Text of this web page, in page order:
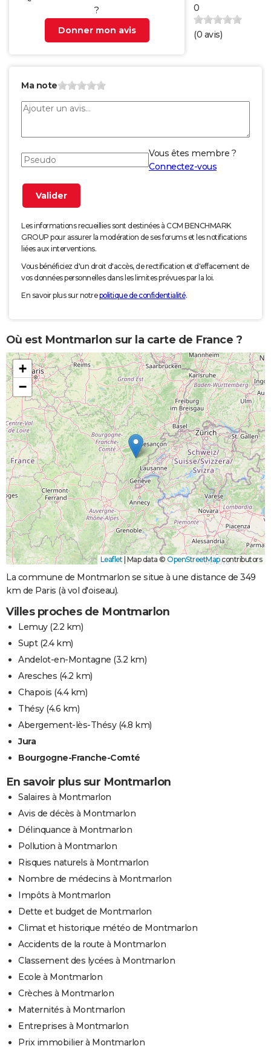
?
Donner mon avis
0
(0 avis)
Ma note
Vous êtes membre ?
Connectez-vous
Les informations recueillies sont destinées à CCM BENCHMARK
GROUP pour assurer la modération de ses forums et les notifications
liées aux interventions.
Vous bénéficiez d'un droit d'accès, de rectification et d'effacement de
vos données personnelles dans les limites prévues par la loi.
En savoir plus sur notrepolitique de confidentialité.
Où est Montmarlon sur la carte de France ?
+
−
Leaflet Map data © OpenStreetMapcontributors
La commune de Montmarlon se situe à une distance de 349
km de Paris (à vol d'oiseau).
Villes proches de Montmarlon
Lemuy(2.2 km)
Supt(2.4 km)
Andelot-en-Montagne (3.2 km)
Aresches (4.2 km)
Chapois (4.4 km)
Thésy(4.6 km)
Abergement-lès-Thésy(4.8 km)
Jura
Bourgogne-Franche-Comté
En savoir plus sur Montmarlon
Salaires à Montmarlon
Avis de décès à Montmarlon
Délinquance à Montmarlon
Pollution à Montmarlon
Risques naturels à Montmarlon
Nombre de médecins à Montmarlon
Impôts à Montmarlon
Dette et budget de Montmarlon
Climat et historique météo de Montmarlon
Accidents de la route à Montmarlon
Classement des lycées à Montmarlon
Ecole à Montmarlon
Crèches à Montmarlon
Maternités à Montmarlon
Entreprises à Montmarlon
Prix immobilier à Montmarlon